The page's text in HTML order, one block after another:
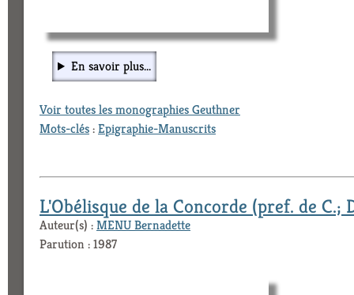
En savoir plus...
Voir toutes les monographies Geuthner
Mots-clés:Epigraphie-Manuscrits
L'Obélisque de la Concorde (pref. de
Auteur(s) :MENU Bernadette
Parution : 1987